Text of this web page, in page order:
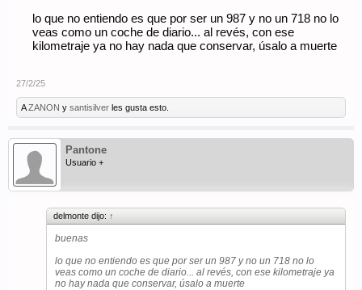
lo que no entiendo es que por ser un 987 y no un 718 no lo
veas como un coche de diario... al revés, con ese
kilometraje ya no hay nada que conservar, úsalo a muerte
27/2/25
AZANON y santisilver les gusta esto.
Pantone
Usuario +
delmonte dijo: ↑
buenas
lo que no entiendo es que por ser un 987 y no un 718 no lo
veas como un coche de diario... al revés, con ese kilometraje ya
no hay nada que conservar, úsalo a muerte